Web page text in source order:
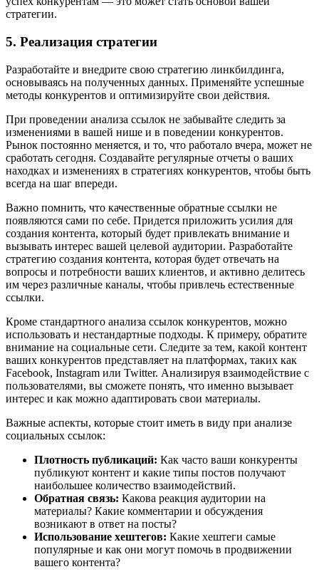
стратегии.
5. Реализация стратегии
Разработайте и внедрите свою стратегию линкбилдинга,
основываясь на полученных данных. Применяйте успешные
методы конкурентов и оптимизируйте свои действия.
При проведении анализа ссылок не забывайте следить за
изменениями в вашей нише и в поведении конкурентов.
Рынок постоянно меняется, и то, что работало вчера, может не
сработать сегодня. Создавайте регулярные отчеты о ваших
находках и изменениях в стратегиях конкурентов, чтобы быть
всегда на шаг впереди.
Важно помнить, что качественные обратные ссылки не
появляются сами по себе. Придется приложить усилия для
создания контента, который будет привлекать внимание и
вызывать интерес вашей целевой аудитории. Разработайте
стратегию создания контента, которая будет отвечать на
вопросы и потребности ваших клиентов, и активно делитесь
им через различные каналы, чтобы привлечь естественные
ссылки.
Кроме стандартного анализа ссылок конкурентов, можно
использовать и нестандартные подходы. К примеру, обратите
внимание на социальные сети. Следите за тем, какой контент
ваших конкурентов представляет на платформах, таких как
Facebook, Instagram или Twitter. Анализируя взаимодействие с
пользователями, вы сможете понять, что именно вызывает
интерес и как можно адаптировать свои материалы.
Важные аспекты, которые стоит иметь в виду при анализе
социальных ссылок:
Плотность публикаций: Как часто ваши конкуренты
публикуют контент и какие типы постов получают
наибольшее количество взаимодействий.
Обратная связь: Какова реакция аудитории на
материалы? Какие комментарии и обсуждения
возникают в ответ на посты?
Использование хештегов: Какие хештеги самые
популярные и как они могут помочь в продвижении
вашего контента?